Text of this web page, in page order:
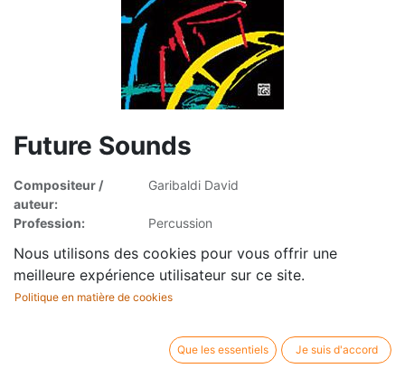
Future Sounds
Compositeur /
auteur:
Garibaldi David
Profession:
Percussion
Type d'article:
Partition avec cd
TVA incluse
Nous utilisons des cookies pour vous offrir une
meilleure expérience utilisateur sur ce site.
Politique en matière de cookies
Que les essentiels Je suis d'accord